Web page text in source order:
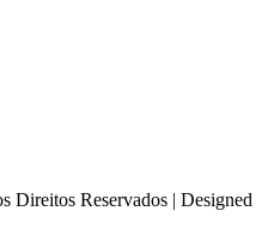
Direitos Reservados | Designed